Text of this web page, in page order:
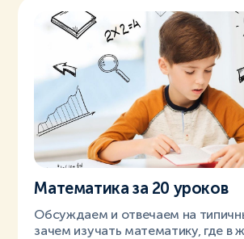
Математика за 20 уроков
Обсуждаем и отвечаем на
зачем изучать математику, где в